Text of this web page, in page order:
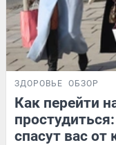
ЗДОРОВЬЕ ОБЗОР
Как перейти
спасут вас от